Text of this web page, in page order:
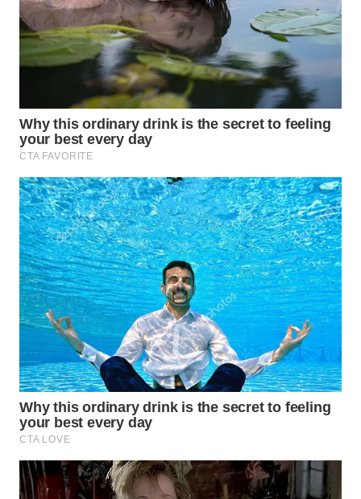
TANGERANG
WN
BINJAI
WN
CIREBON
INDRAMAYU
WN
KUNINGAN
WN
MAJALENGKA
WN
SUBANG
WN
SUKABUMI
WN
PURWAKARTA